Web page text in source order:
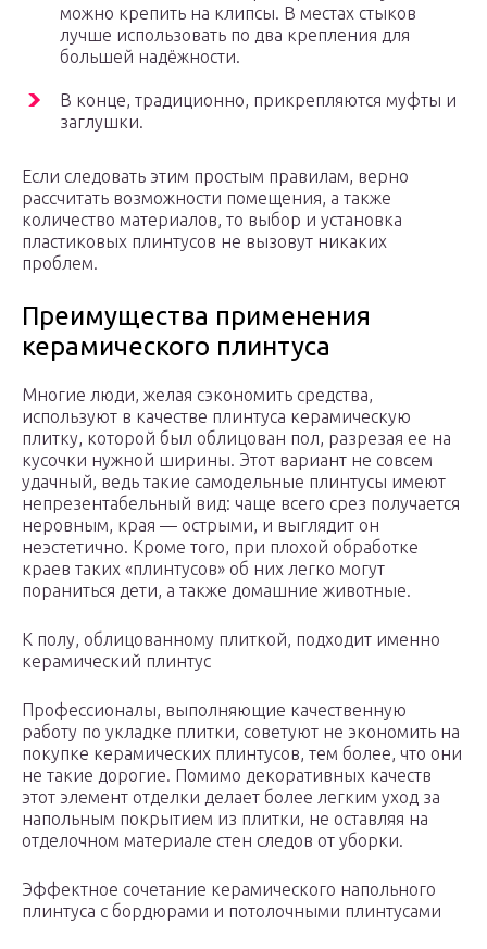
можно крепить на клипсы. В местах стыков
лучше использовать по два крепления для
большей надёжности.
В конце, традиционно, прикрепляются муфты и
заглушки.
Если следовать этим простым правилам, верно
рассчитать возможности помещения, а также
количество материалов, то выбор и установка
пластиковых плинтусов не вызовут никаких
проблем.
Преимущества применения
керамического плинтуса
Многие люди, желая сэкономить средства,
используют в качестве плинтуса керамическую
плитку, которой был облицован пол, разрезая ее на
кусочки нужной ширины. Этот вариант не совсем
удачный, ведь такие самодельные плинтусы имеют
непрезентабельный вид: чаще всего срез получается
неровным, края — острыми, и выглядит он
неэстетично. Кроме того, при плохой обработке
краев таких «плинтусов» об них легко могут
пораниться дети, а также домашние животные.
К полу, облицованному плиткой, подходит именно
керамический плинтус
Профессионалы, выполняющие качественную
работу по укладке плитки, советуют не экономить на
покупке керамических плинтусов, тем более, что они
не такие дорогие. Помимо декоративных качеств
этот элемент отделки делает более легким уход за
напольным покрытием из плитки, не оставляя на
отделочном материале стен следов от уборки.
Эффектное сочетание керамического напольного
плинтуса с бордюрами и потолочными плинтусами